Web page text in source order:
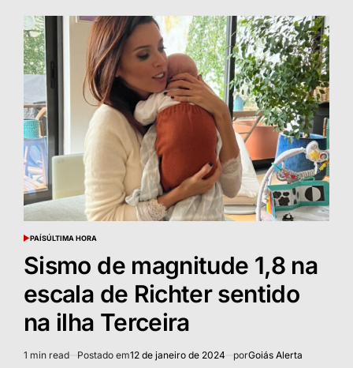
POSTED
PAÍSÚLTIMA HORA
Sismo de magnitude 1,8 na
escala de Richter sentido
na ilha Terceira
Estimated
1 min read Postado em12 de janeiro de 2024 porGoiás Alerta